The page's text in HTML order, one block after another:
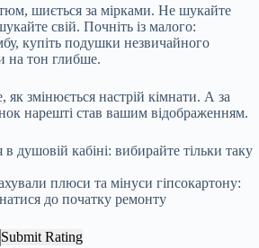
шиється за мірками. Не шукайте
свій. Почніть із малого:
купіть подушки незвичайного
на тон глибше.
як змінюється настрій кімнати. А за
нарешті став вашим відображенням.
в душовій кабіні: вибирайте тільки таку
плюси та мінуси гіпсокартону:
до початку ремонту
Submit Rating